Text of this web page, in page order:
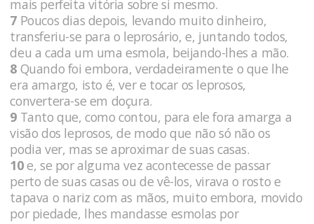
mais perfeita vitória sobre si mesmo.
7 Poucos dias depois, levando muito dinheiro,
transferiu-se para o leprosário, e, juntando todos,
deu a cada um uma esmola, beijando-lhes a mão.
8 Quando foi embora, verdadeiramente o que lhe
era amargo, isto é, ver e tocar os leprosos,
convertera-se em doçura.
9 Tanto que, como contou, para ele fora amarga a
visão dos leprosos, de modo que não só não os
podia ver, mas se aproximar de suas casas.
10e, se por alguma vez acontecesse de passar
perto de suas casas ou de vê-los, virava o rosto e
tapava o nariz com as mãos, muito embora, movido
por piedade, lhes mandasse esmolas por